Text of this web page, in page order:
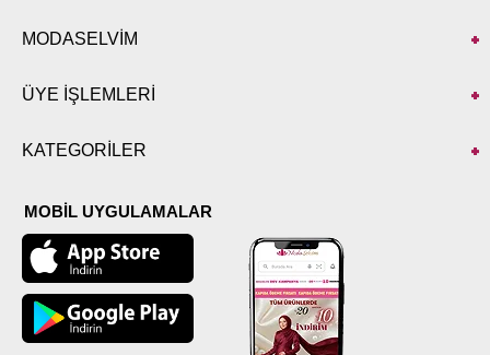
MODASELVİM
ÜYE İŞLEMLERİ
KATEGORİLER
MOBİL UYGULAMALAR